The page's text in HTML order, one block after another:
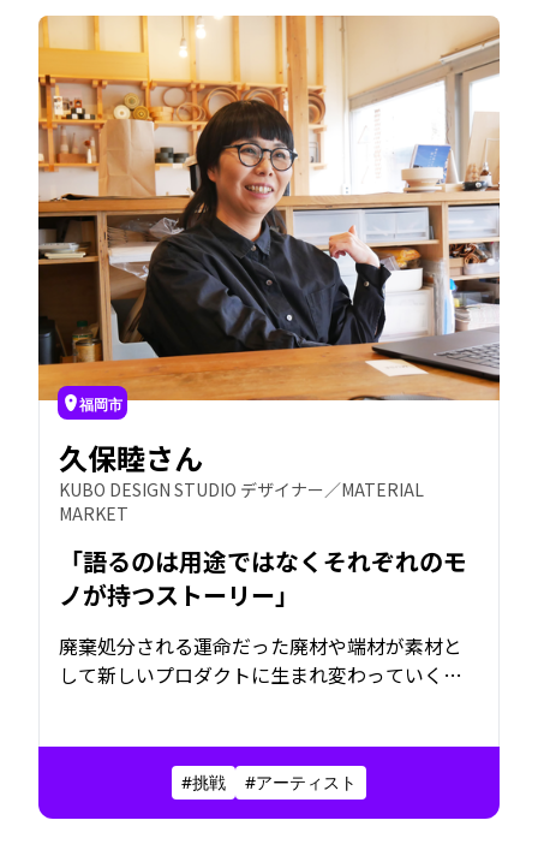
トしようとしている。
福岡市
久保睦さん
KUBO DESIGN STUDIO デザイナー／MATERIAL
MARKET
「語るのは用途ではなくそれぞれのモ
ノが持つストーリー」
廃棄処分される運命だった廃材や端材が素材と
して新しいプロダクトに生まれ変わっていく。
ンバーの久保睦さんが、立ち上げから今日まで
一貫して目指してきた「#廃材じゃなくなる日」
が当たり前の世界とは。
#挑戦 #アーティスト